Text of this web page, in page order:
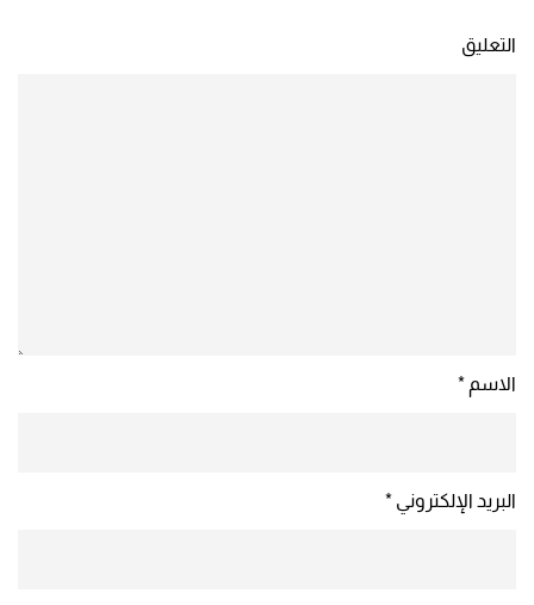
التعليق
الاسم *
البريد الإلكتروني *